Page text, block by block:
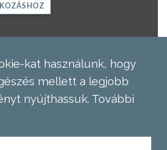
kat használunk, hogy
mellett a legjobb
nyújthassuk. További